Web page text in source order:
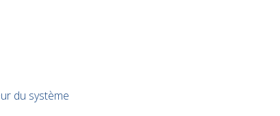
du système